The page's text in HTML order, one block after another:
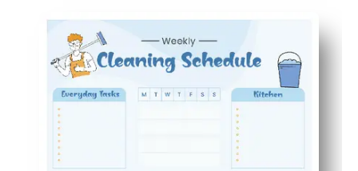
Ahorra tiempo: las secciones habitación por
Flexible: los espacios en blanco te permiten adaptar
Motivador: las casillas de verificación satisfactorias
Reutilizable: imprime una hoja nueva cada semana o